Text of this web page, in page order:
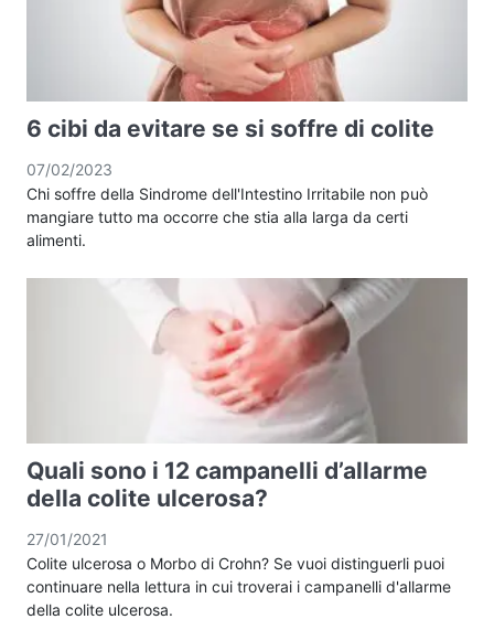
6 cibi da evitare se si soffre di colite
07/02/2023
Chi soffre della Sindrome dell'Intestino Irritabile non può
mangiare tutto ma occorre che stia alla larga da certi
alimenti.
Quali sono i 12 campanelli d’allarme
della colite ulcerosa?
27/01/2021
Colite ulcerosa o Morbo di Crohn? Se vuoi distinguerli puoi
continuare nella lettura in cui troverai i campanelli d'allarme
della colite ulcerosa.